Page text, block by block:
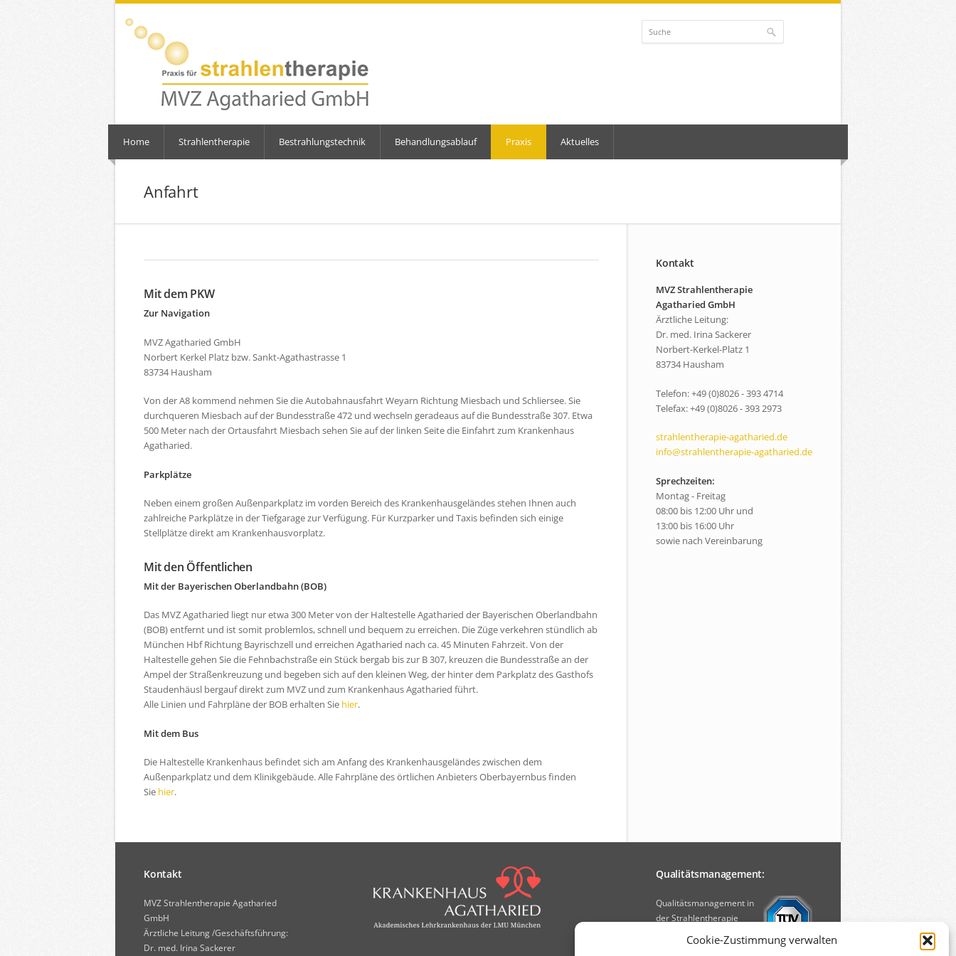
Cookie-Zustimmung verwalten
Home Strahlentherapie Bestrahlungstechnik Behandlungsablauf Praxis Aktuelles
Anfahrt
Mit dem PKW
Zur Navigation
MVZ Agatharied GmbH
Norbert Kerkel Platz bzw. Sankt-Agathastrasse 1
83734 Hausham
Von der A8 kommend nehmen Sie die Autobahnausfahrt Weyarn Richtung Miesbach und Schliersee. Sie
durchqueren Miesbach auf der Bundesstraße 472 und wechseln geradeaus auf die Bundesstraße 307. Etwa
500 Meter nach der Ortausfahrt Miesbach sehen Sie auf der linken Seite die Einfahrt zum Krankenhaus
Agatharied.
Parkplätze
Neben einem großen Außenparkplatz im vorden Bereich des Krankenhausgeländes stehen Ihnen auch
zahlreiche Parkplätze in der Tiefgarage zur Verfügung. Für Kurzparker und Taxis befinden sich einige
Stellplätze direkt am Krankenhausvorplatz.
Mit den Öffentlichen
Mit der Bayerischen Oberlandbahn (BOB)
Das MVZ Agatharied liegt nur etwa 300 Meter von der Haltestelle Agatharied der Bayerischen Oberlandbahn
(BOB) entfernt und ist somit problemlos, schnell und bequem zu erreichen. Die Züge verkehren stündlich ab
München Hbf Richtung Bayrischzell und erreichen Agatharied nach ca. 45 Minuten Fahrzeit. Von der
Haltestelle gehen Sie die Fehnbachstraße ein Stück bergab bis zur B 307, kreuzen die Bundesstraße an der
Ampel der Straßenkreuzung und begeben sich auf den kleinen Weg, der hinter dem Parkplatz des Gasthofs
Staudenhäusl bergauf direkt zum MVZ und zum Krankenhaus Agatharied führt.
Alle Linien und Fahrpläne der BOB erhalten Sie hier.
Mit dem Bus
Die Haltestelle Krankenhaus befindet sich am Anfang des Krankenhausgeländes zwischen dem
Außenparkplatz und dem Klinikgebäude. Alle Fahrpläne des örtlichen Anbieters Oberbayernbus finden
Sie hier.
Kontakt
MVZ Strahlentherapie
Agatharied GmbH
Ärztliche Leitung:
Dr. med. Irina Sackerer
Norbert-Kerkel-Platz 1
83734 Hausham
Telefon: +49 (0)8026 - 393 4714
Telefax: +49 (0)8026 - 393 2973
strahlentherapie-agatharied.de
info@strahlentherapie-agatharied.de
Sprechzeiten:
Montag - Freitag
08:00 bis 12:00 Uhr und
13:00 bis 16:00 Uhr
sowie nach Vereinbarung
Kontakt
MVZ Strahlentherapie Agatharied
GmbH
Ärztliche Leitung /Geschäftsführung:
Dr. med. Irina Sackerer
Qualitätsmanagement:
Qualitätsmanagement in
der Strahlentherapie
[PDF, 750 KB]